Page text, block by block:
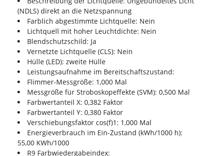
(NDLS) direkt an die Netzspannung
Farblich abgestimmte Lichtquelle: Nein
Lichtquell mit hoher Leuchtdichte: Nein
Blendschutzschild: Ja
Vernetzte Lichtquelle (CLS): Nein
Hülle (LED): zweite Hülle
Leistungsaufnahme im Bereitschaftszustand:
Flimmer-Messgröße: 1,000 Mal
Messgröße für Stroboskopeffekte (SVM): 0,500 Mal
Farbwertanteil X: 0,382 Faktor
Farbwertanteil Y: 0,380 Faktor
Verschiebungsfaktor cos(f)1: 1,000 Mal
Energieverbrauch im Ein-Zustand (kWh/1000 h):
55,00 KWh/1000
R9 Farbwiedergabeindex: